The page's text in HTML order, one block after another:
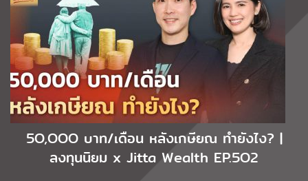
5O,OOO บาท/เดือน หลังเกษียณ ทำยังไง? |
ลงทุนนิยม x Jitta Wealth EP.5O2